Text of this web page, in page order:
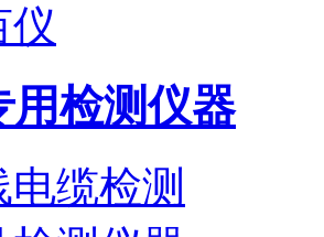
仪
用检测仪器
电缆检测